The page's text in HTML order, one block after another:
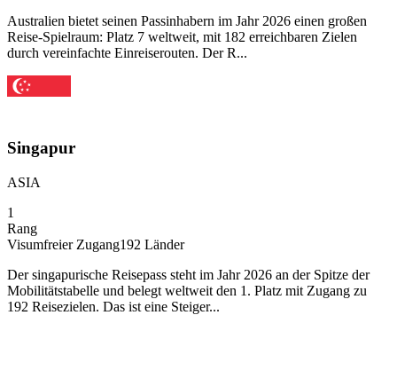
Australien bietet seinen Passinhabern im Jahr 2026 einen großen
Reise-Spielraum: Platz 7 weltweit, mit 182 erreichbaren Zielen
durch vereinfachte Einreiserouten. Der R...
Singapur
ASIA
1
Rang
Visumfreier Zugang192 Länder
Der singapurische Reisepass steht im Jahr 2026 an der Spitze der
Mobilitätstabelle und belegt weltweit den 1. Platz mit Zugang zu
192 Reisezielen. Das ist eine Steiger...